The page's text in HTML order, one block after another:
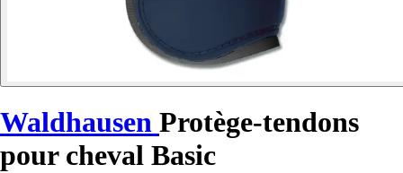
Waldhausen Protège-tendons
pour cheval Basic